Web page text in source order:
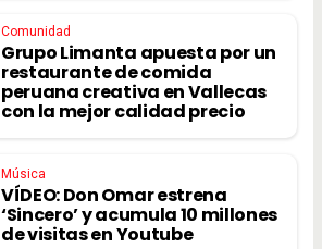
Comunidad
Grupo Limanta apuesta por un
restaurante de comida
peruana creativa en Vallecas
con la mejor calidad precio
Música
VÍDEO: Don Omar estrena
‘Sincero’ y acumula 10 millones
de visitas en Youtube